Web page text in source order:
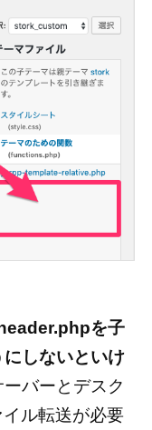
を子
しないといけ
バーとデスク
ル転送が必要